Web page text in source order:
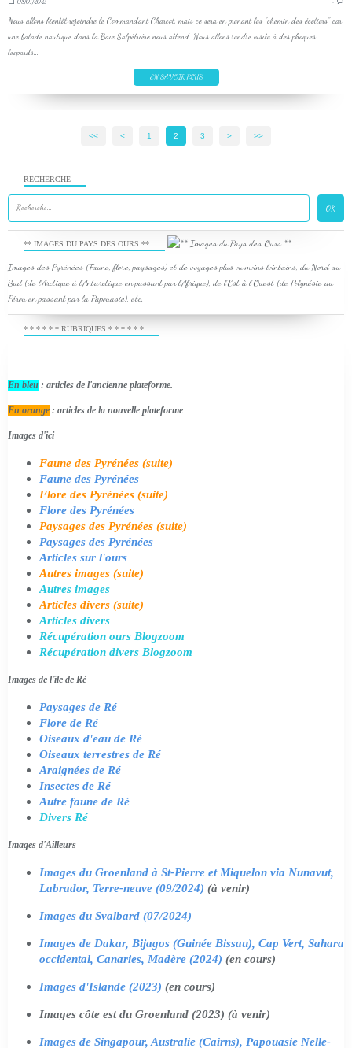
Nous allons bientôt rejoindre le Commandant Charcot, mais ce sera en prenant les "chemin des écoliers" car
une balade nautique dans la Baie Salpêtrière nous attend. Nous allons rendre visite à des phoques
léopards...
EN SAVOIR PLUS
<< < 1 2 3 > >>
RECHERCHE
** IMAGES DU PAYS DES OURS **
Images des Pyrénées (Faune, flore, paysages) et de voyages plus ou moins lointains, du Nord au
Sud (de l'Arctique à l'Antarctique en passant par l'Afrique), de l'Est à l'Ouest (de Polynésie au
Pérou en passant par la Papouasie), etc.
* * * * * * RUBRIQUES * * * * * *
En bleu : articles de l'ancienne plateforme.
En orange : articles de la nouvelle plateforme
Images d'ici
Faune des Pyrénées (suite)
Faune des Pyrénées
Flore des Pyrénées (suite)
Flore des Pyrénées
Paysages des Pyrénées (suite)
Paysages des Pyrénées
Articles sur l'ours
Autres images (suite)
Autres images
Articles divers (suite)
Articles divers
Récupération ours Blogzoom
Récupération divers Blogzoom
Images de l'île de Ré
Paysages de Ré
Flore de Ré
Oiseaux d'eau de Ré
Oiseaux terrestres de Ré
Araignées de Ré
Insectes de Ré
Autre faune de Ré
Divers Ré
Images d'Ailleurs
Images du Groenland à St-Pierre et Miquelon via Nunavut,
Labrador, Terre-neuve (09/2024) (à venir)
Images du Svalbard (07/2024)
Images de Dakar, Bijagos (Guinée Bissau), Cap Vert, Sahara
occidental, Canaries, Madère (2024) (en cours)
Images d'Islande (2023) (en cours)
Images côte est du Groenland (2023) (à venir)
Images de Singapour, Australie (Cairns), Papouasie Nelle-